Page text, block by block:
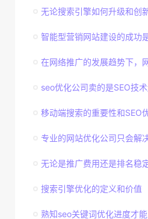
无论搜索引擎如何升级和创
智能型营销网站建设的成功
在网络推广的发展趋势下，
seo优化公司卖的是SEO技术
移动端搜索的重要性和SEO
专业的网站优化公司只会解
无论是推广费用还是排名稳
搜索引擎优化的定义和价值
熟知seo关键词优化进度才